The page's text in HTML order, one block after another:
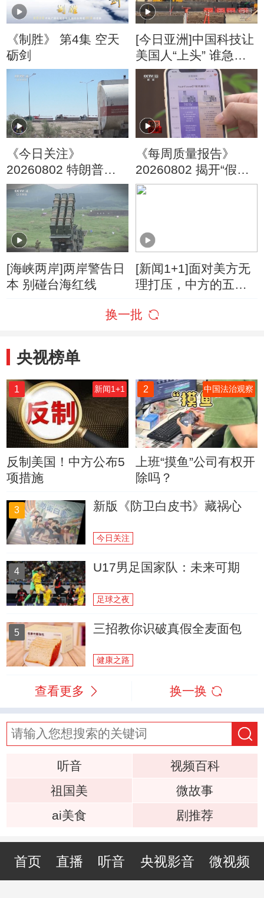
《制胜》 第4集 空天
砺剑
[今日亚洲]中国科技让
美国人“上头” 谁急
了？
《今日关注》
20260802 特朗普叫
停“最大规模”打击 伊
朗称摧毁美军F-35战
机
《每周质量报告》
20260802 揭开“假洋
牌”的真面目
[海峡两岸]两岸警告日
本 别碰台海红线
[新闻1+1]面对美方无
理打压，中方的五项
换一批
央视榜单
1 新闻1+1
反制美国！中方公布5
项措施
2 中国法治观察
上班“摸鱼”公司有权开
除吗？
3 新版《防卫白皮书》藏祸心
今日关注
4 U17男足国家队：未来可期
足球之夜
5 三招教你识破真假全麦面包
健康之路
查看更多 换一换
听音
视频百科
祖国美
微故事
ai美食
剧推荐
首页 直播 听音 央视影音 微视频